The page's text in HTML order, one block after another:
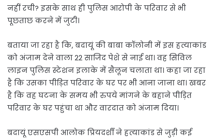
नहीं रची? इसके साथ ही पुलिस आरोपी के परिवार से भी
पूछताछ करने में जुटी।
बताया जा रहा है कि, बदायूं की बाबा कॉलोनी में इस हत्याकांड
को अंजाम देने वाला 22 साजिद पेशे से नाई था। वह सिविल
लाइन पुलिस स्टेशन इलाके में सैलून चलाता था। कहा जा रहा
है कि उसका पीड़ित परिवार के घर पर भी आना जाना था। खबर
है कि वह घटना के समय भी रुपये मांगने के बहाने पीड़ित
परिवार के घर पहुंचा था और वारदात को अंजाम दिया।
बदायूं एसएसपी आलोक प्रियदर्शी ने हत्याकांड से जुड़ी कई